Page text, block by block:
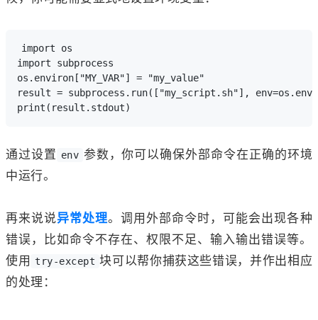
import os
import subprocess
os.environ["MY_VAR"] = "my_value"
result = subprocess.run(["my_script.sh"],
通过设置 env 参数，你可以确保外部命令在正确的环境
中运行。
再来说说异常处理。调用外部命令时，可能会出现各种
错误，比如命令不存在、权限不足、输入输出错误等。
使用 try-except 块可以帮你捕获这些错误，并作出相应
的处理：